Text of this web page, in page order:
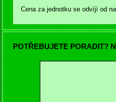
Cena za jednotku se odvíjí od
POTŘEBUJETE PORADIT?